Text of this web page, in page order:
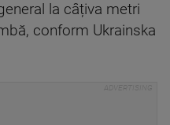
la câțiva metri
conform Ukrainska